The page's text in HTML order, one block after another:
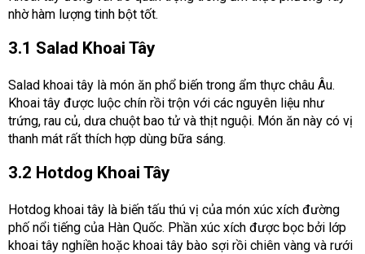
nhờ hàm lượng tinh bột tốt.
3.1 Salad Khoai Tây
Salad khoai tây là món ăn phổ biến trong ẩm thực châu Âu.
Khoai tây được luộc chín rồi trộn với các nguyên liệu như
trứng, rau củ, dưa chuột bao tử và thịt nguội. Món ăn này có vị
thanh mát rất thích hợp dùng bữa sáng.
3.2 Hotdog Khoai Tây
Hotdog khoai tây là biến tấu thú vị của món xúc xích đường
phố nổi tiếng của Hàn Quốc. Phần xúc xích được bọc bởi lớp
khoai tây nghiền hoặc khoai tây bào sợi rồi chiên vàng và rưới